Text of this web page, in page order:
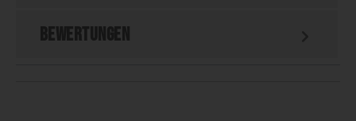
Bewertungen